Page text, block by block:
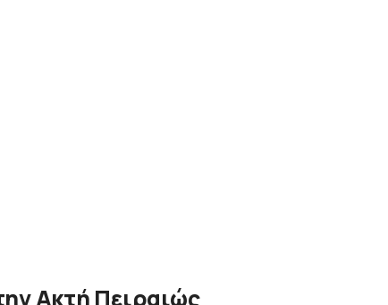
Ακτή Πειραιώς